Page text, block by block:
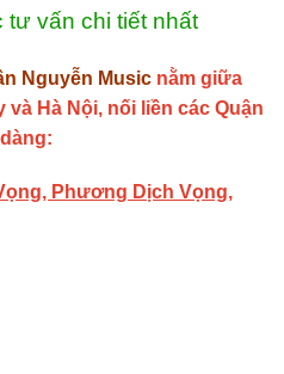
tư vấn chi tiết nhất
Nguyễn Music nằm giữa
và Hà Nội, nối liền các Quận
Phương Dịch Vọng,